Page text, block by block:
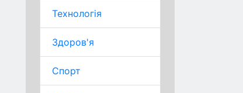
Технологія
Здоров'я
Спорт